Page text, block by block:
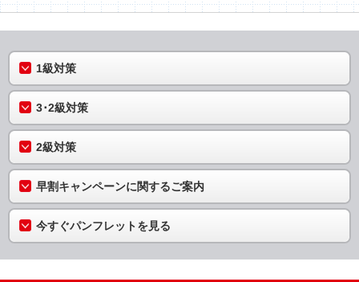
1級対策
3･2級対策
2級対策
早割キャンペーンに関するご案内
今すぐパンフレットを見る